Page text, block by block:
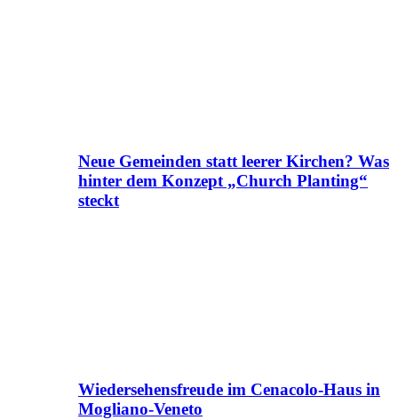
Neue Gemeinden statt leerer Kirchen? Was
hinter dem Konzept „Church Planting“
steckt
Wiedersehensfreude im Cenacolo-Haus in
Mogliano-Veneto